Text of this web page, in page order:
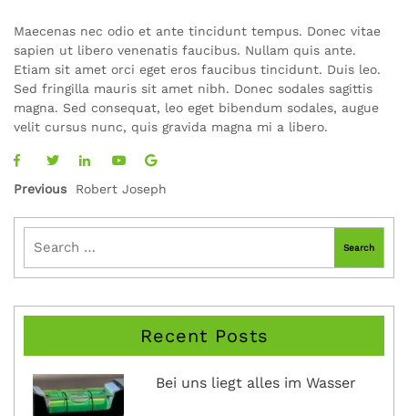
Maecenas nec odio et ante tincidunt tempus. Donec vitae
sapien ut libero venenatis faucibus. Nullam quis ante.
Etiam sit amet orci eget eros faucibus tincidunt. Duis leo.
Sed fringilla mauris sit amet nibh. Donec sodales sagittis
magna. Sed consequat, leo eget bibendum sodales, augue
velit cursus nunc, quis gravida magna mi a libero.
Previous Robert Joseph
Recent Posts
Bei uns liegt alles im Wasser